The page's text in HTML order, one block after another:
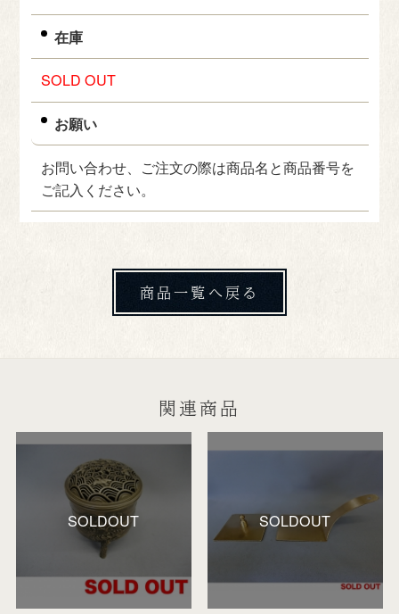
在庫
SOLD OUT
お願い
お問い合わせ、ご注文の際は商品名と商品番号を
ご記入ください。
商品一覧へ戻る
関連商品
SOLDOUT SOLDOUT